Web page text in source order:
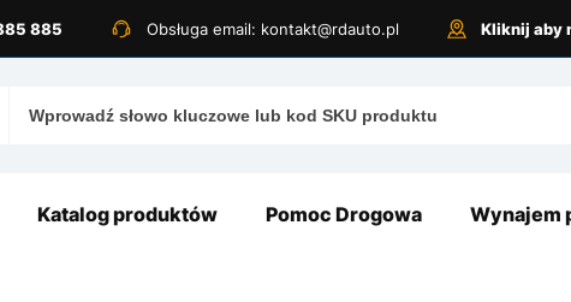
885 Obsługa email: kontakt@rdauto.pl Kliknij aby
Katalog produktów Pomoc Drogowa Wynajem